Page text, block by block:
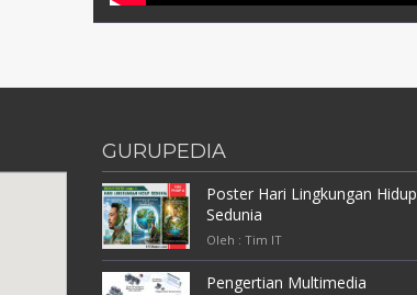
GURUPEDIA
Poster Hari Lingkungan Hidup
Sedunia
Oleh : Tim IT
Pengertian Multimedia